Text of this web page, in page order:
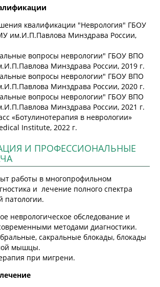
квалификации "Неврология" ГБОУ
им.И.П.Павлова Минздрава России,
вопросы неврологии" ГБОУ ВПО
Минздрава России, 2019 г.
вопросы неврологии" ГБОУ ВПО
Минздрава России, 2020 г.
вопросы неврологии" ГБОУ ВПО
Минздрава России, 2021 г.
«Ботулинотерапия в неврологии»
Institute, 2022 г.
И ПРОФЕССИОНАЛЬНЫЕ
работы в многопрофильном
и лечение полного спектра
патологии.
неврологическое обследование и
методами диагностики.
сакральные блокады, блокады
мышцы.
при мигрени.